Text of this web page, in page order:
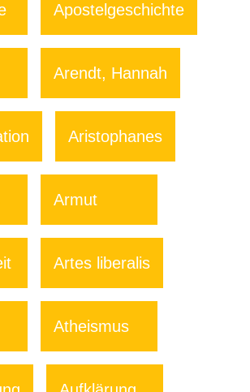
Apostelgeschichte
Arendt, Hannah
Aristophanes
Armut
Artes liberalis
Atheismus